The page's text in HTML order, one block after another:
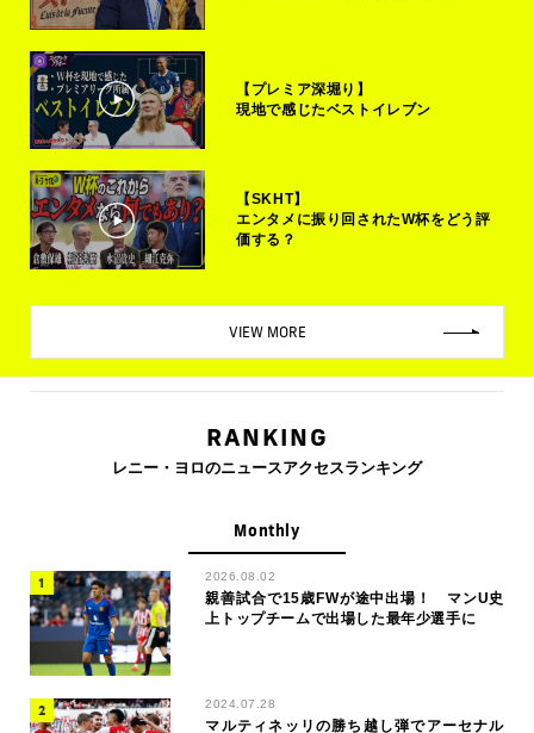
【プレミア深堀り】
現地で感じたベストイレブン
【SKHT】
エンタメに振り回されたW杯をどう評
価する？
VIEW MORE
RANKING
レニー・ヨロのニュースアクセスランキング
Monthly
2026.08.02
親善試合で15歳FWが途中出場！ マンU史
上トップチームで出場した最年少選手に
2024.07.28
マルティネッリの勝ち越し弾でアーセナル